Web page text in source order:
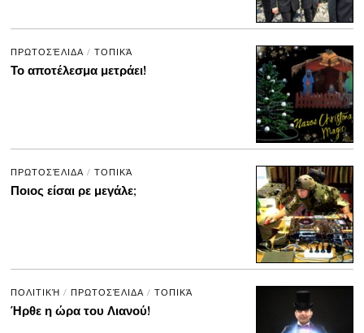
ΠΡΩΤΟΣΈΛΙΔΑ / ΤΟΠΙΚΆ
Το αποτέλεσμα μετράει!
ΠΡΩΤΟΣΈΛΙΔΑ / ΤΟΠΙΚΆ
Ποιος είσαι ρε μεγάλε;
ΠΟΛΙΤΙΚΉ / ΠΡΩΤΟΣΈΛΙΔΑ / ΤΟΠΙΚΆ
Ήρθε η ώρα του Λιανού!